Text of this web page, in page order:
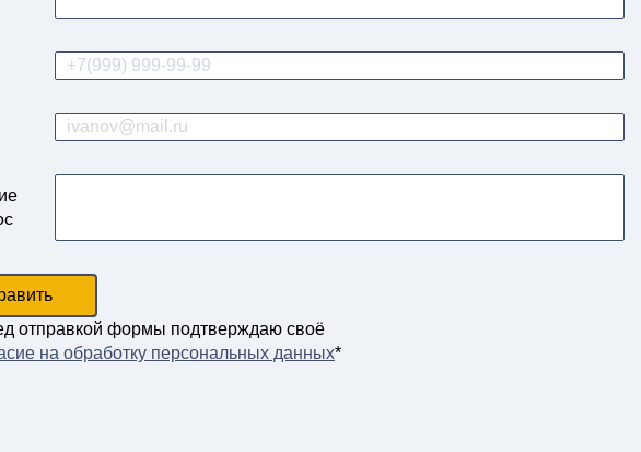
отправкой формы подтверждаю своё
на обработку персональных данных*